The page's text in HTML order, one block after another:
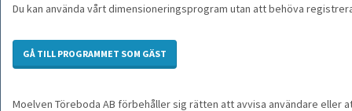
Du kan använda vårt dimensioneringsprogram utan att behöva
Moelven Töreboda AB förbehåller sig rätten att avvisa användare eller